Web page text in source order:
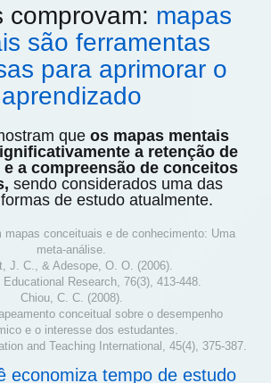
comprovam: mapas
são ferramentas
para aprimorar o
aprendizado
que os mapas mentais
a retenção de
a compreensão de conceitos
sendo considerados uma das
de estudo atualmente.
mapas conceituais e de conhecimento: Uma
meta-análise.
J. C., & Adesope, O. O. (2006).
Research, 76(3), 413-448.
Chiou, C. C. (2008).
conceitual sobre o desempenho
e o interesse dos estudantes.
and Teaching International, 45(4), 375-387.
economiza tempo de estudo